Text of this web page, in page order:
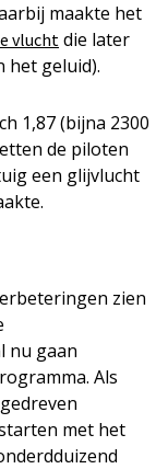
maakte het
vlucht die later
het geluid).
1,87 (bijna 2300
de piloten
een glijvlucht
zien
nu gaan
Als
met het